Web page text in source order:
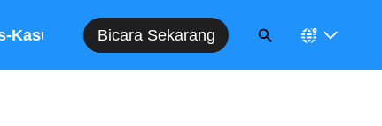
Kasus Bicara Sekarang